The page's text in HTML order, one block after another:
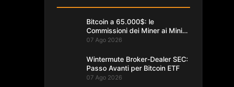
Bitcoin a 65.000$: le
Commissioni dei Miner ai Minimi
da un Decennio
07 Ago 2026
Wintermute Broker-Dealer SEC:
Passo Avanti per Bitcoin ETF
07 Ago 2026